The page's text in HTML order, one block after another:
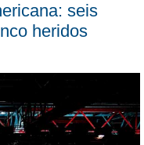
seis
heridos